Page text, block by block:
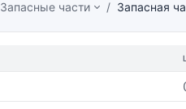
Запасные части Запасная